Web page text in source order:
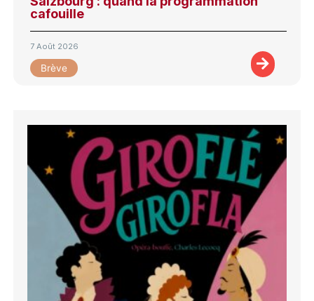
cafouille
7 Août 2026
Brève